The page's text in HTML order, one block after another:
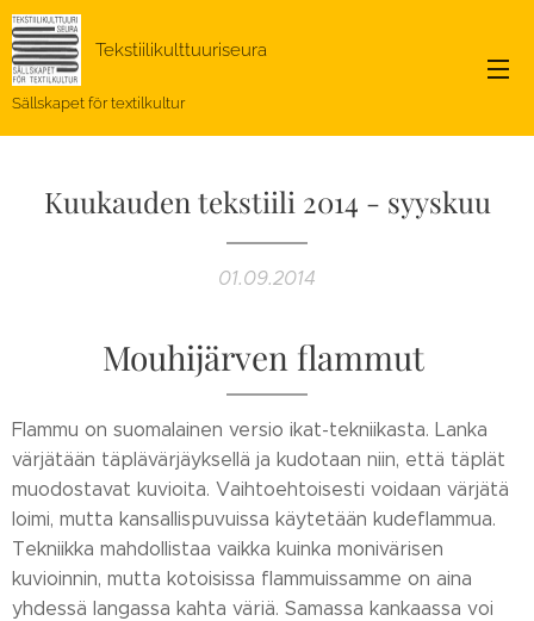
Tekstiilikulttuuriseura
Sällskapet för textilkultur
Kuukauden tekstiili 2014 - syyskuu
01.09.2014
Mouhijärven flammut
Flammu on suomalainen versio ikat-tekniikasta. Lanka
värjätään täplävärjäyksellä ja kudotaan niin, että täplät
muodostavat kuvioita. Vaihtoehtoisesti voidaan värjätä
loimi, mutta kansallispuvuissa käytetään kudeflammua.
Tekniikka mahdollistaa vaikka kuinka monivärisen
kuvioinnin, mutta kotoisissa flammuissamme on aina
yhdessä langassa kahta väriä. Samassa kankaassa voi